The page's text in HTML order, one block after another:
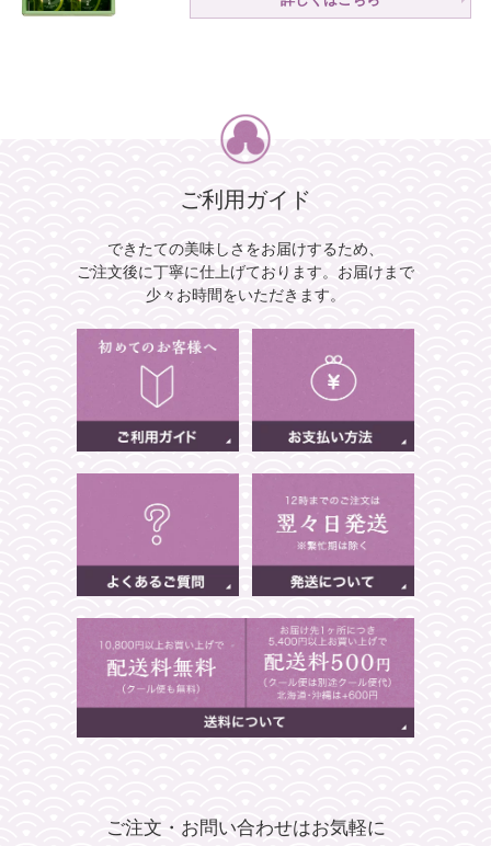
ご利用ガイド
できたての美味しさをお届けするため、
ご注文後に丁寧に仕上げております。 お届けまで
少々お時間をいただきます。
ご注文・お問い合わせはお気軽に